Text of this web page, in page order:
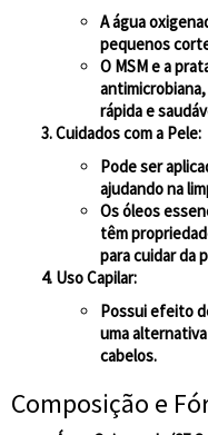
A água
pequenos
O MSM e a
rápida e
Cuidados com a Pele:
Pode ser
ajudando na
Os óleos
têm
para cuidar da
Uso Capilar:
Possui efeito
uma
cabelos.
Composição e